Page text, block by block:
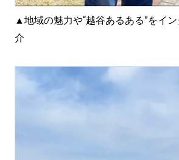
▲地域の魅力や“越谷あるある”をイ
介